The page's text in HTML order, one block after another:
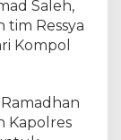
Saleh,
tim Ressya
Kompol
Kapolres